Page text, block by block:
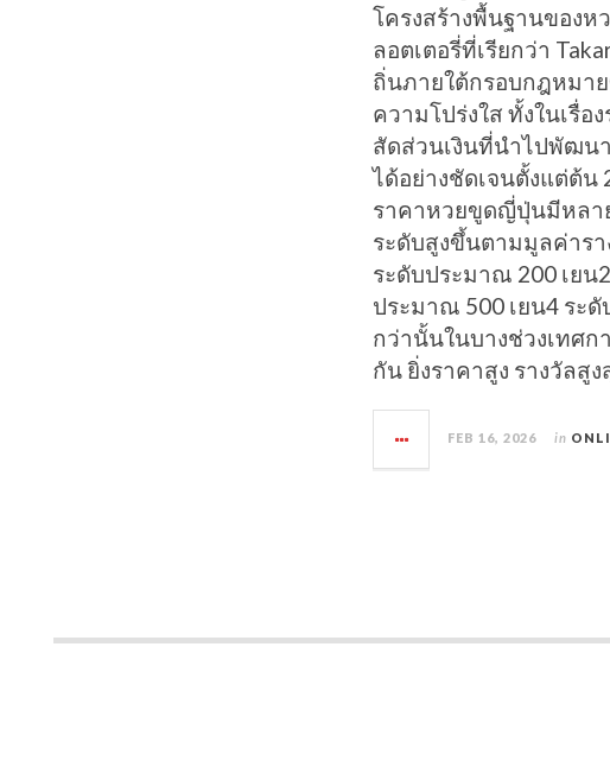
โครงสร้างพื้นฐานของ
ลอตเตอรี่ที่เรียกว่า
ถิ่นภายใต้กรอบกฎหมา
ความโปร่งใส ทั้งในเรื่อ
สัดส่วนเงินที่นำไปพัฒน
ได้อย่างชัดเจนตั้งแต่ต้
ราคาหวยขูดญี่ปุ่นมีหลา
ระดับสูงขึ้นตามมูลค่าร
ระดับประมาณ 200 เยน
ประมาณ 500 เยน4 ระ
กว่านั้นในบางช่วงเทศก
กัน ยิ่งราคาสูง รางวัลสู
FEB 16, 2026 in